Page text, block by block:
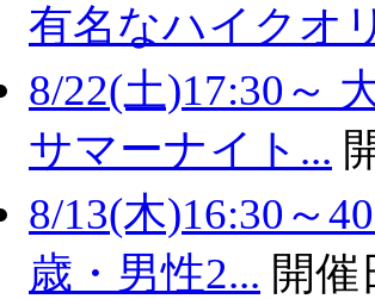
有名なハイクオ
8/22(土)17:30～
サマーナイト...
8/13(木)16:30～
歳・男性2... 開催